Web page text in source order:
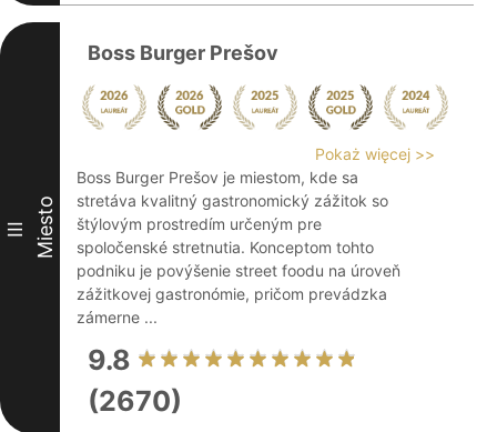
III Miesto
Boss Burger Prešov
Pokaż więcej >>
Boss Burger Prešov je miestom, kde sa
stretáva kvalitný gastronomický zážitok so
štýlovým prostredím určeným pre
spoločenské stretnutia. Konceptom tohto
podniku je povýšenie street foodu na úroveň
zážitkovej gastronómie, pričom prevádzka
zámerne ...
9.8
(2670)